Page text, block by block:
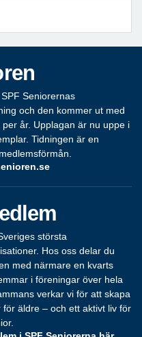
Seniorernas
och den kommer ut med
per år. Upplagan är nu uppe i
Tidningen är en
största
Hos oss delar du
med närmare en kvarts
i föreningar över hela
verkar vi för att skapa
för äldre – och ett aktivt liv för